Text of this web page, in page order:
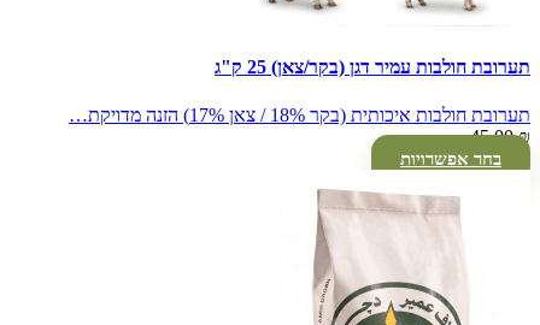
תערובת חולבות עמיר דגן (בקר/צאן) 25 ק"ג
תערובת חולבות איכותית (בקר 18% / צאן 17%) הזנה מדויקת…
45.00₪
בחר אפשרויות